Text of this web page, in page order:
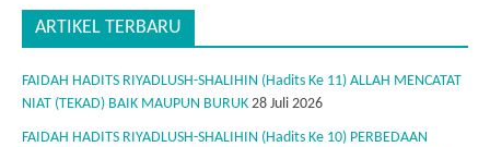
ARTIKEL TERBARU
FAIDAH HADITS RIYADLUSH-SHALIHIN (Hadits Ke 11) ALLAH MENCATAT
NIAT (TEKAD) BAIK MAUPUN BURUK 28 Juli 2026
FAIDAH HADITS RIYADLUSH-SHALIHIN (Hadits Ke 10) PERBEDAAN